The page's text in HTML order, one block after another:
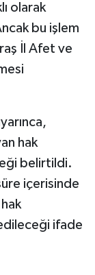
olarak
bu işlem
İl Afet ve
hak
belirtildi.
içerisinde
ifade